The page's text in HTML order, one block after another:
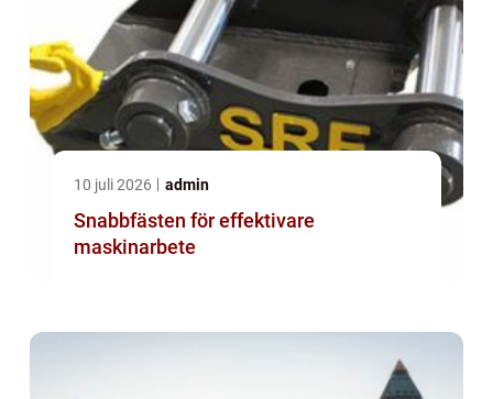
10 juli 2026 admin
Snabbfästen för effektivare
maskinarbete